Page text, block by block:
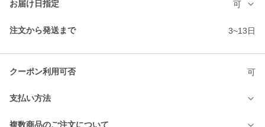
お届け日指定 可
注文から発送まで 3~13日
クーポン利用可否 可
支払い方法
複数商品のご注文について